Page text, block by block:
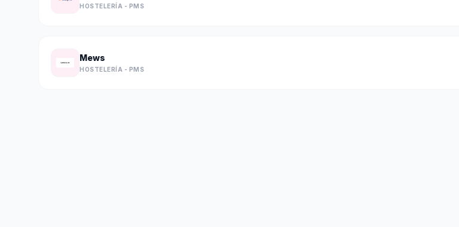
HOSTELERÍA - PMS
Mews
HOSTELERÍA - PMS